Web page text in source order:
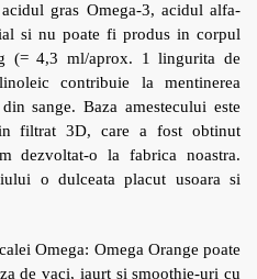
gras Omega-3, acidul alfa-
si nu poate fi produs in corpul
(= 4,3 ml/aprox. 1 lingurita de
contribuie la mentinerea
sange. Baza amestecului este
filtrat 3D, care a fost obtinut
dezvoltat-o la fabrica noastra.
o dulceata placut usoara si
Omega: Omega Orange poate
de vaci, iaurt si smoothie-uri cu